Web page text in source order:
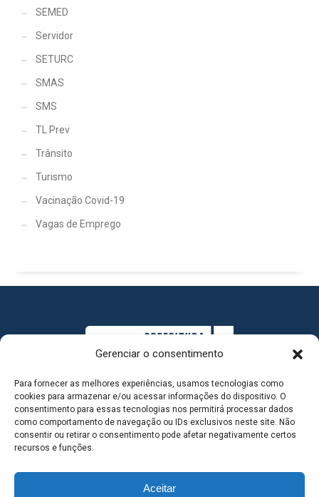
Gerenciar o consentimento
Para fornecer as melhores experiências, usamos tecnologias como
cookies para armazenar e/ou acessar informações do dispositivo. O
consentimento para essas tecnologias nos permitirá processar dados
como comportamento de navegação ou IDs exclusivos neste site. Não
consentir ou retirar o consentimento pode afetar negativamente certos
recursos e funções.
Aceitar
SEMED
Servidor
SETURC
SMAS
SMS
TL Prev
Trânsito
Turismo
Vacinação Covid-19
Vagas de Emprego
MAPA DO SITE